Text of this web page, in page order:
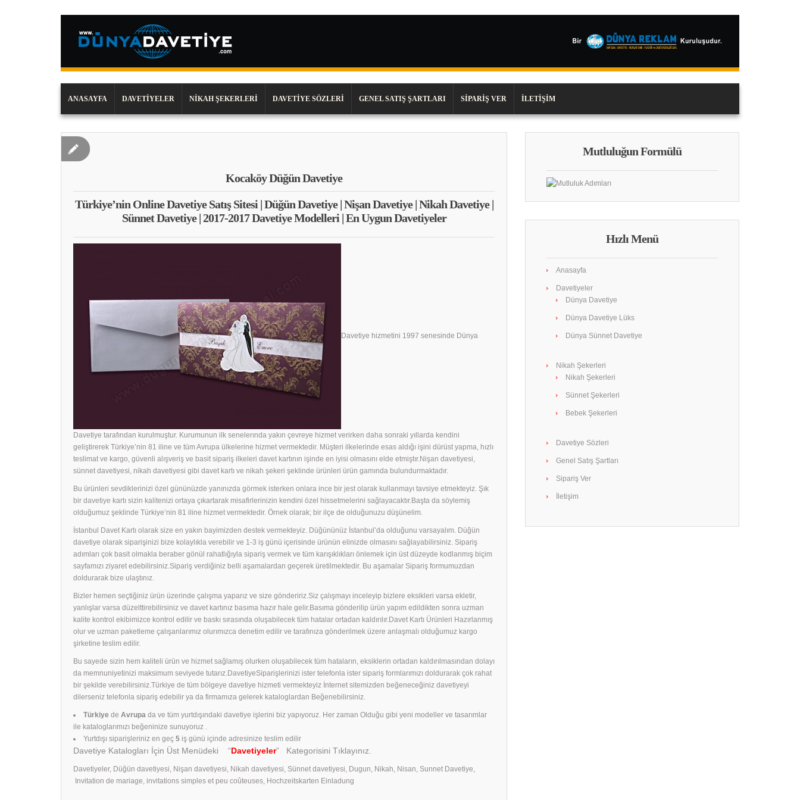
ANASAYFA DAVETIYELER NIKAH ŞEKERLERI DAVETIYE SÖZLERI GENEL SATIŞ ŞARTLARI SIPARIŞ VER İLETIŞIM
Kocaköy Düğün Davetiye
Türkiye’nin Online Davetiye Satış Sitesi | Düğün Davetiye | Nişan Davetiye | Nikah Davetiye |
Sünnet Davetiye | 2017-2017 Davetiye Modelleri | En Uygun Davetiyeler
Davetiye hizmetini 1997 senesinde Dünya
Davetiye tarafından kurulmuştur. Kurumunun ilk senelerında yakın çevreye hizmet verirken daha sonraki yıllarda kendini
geliştirerek Türkiye’nin 81 iline ve tüm Avrupa ülkelerine hizmet vermektedir. Müşteri ilkelerinde esas aldığı işini dürüst yapma, hızlı
teslimat ve kargo, güvenli alışveriş ve basit sipariş ilkeleri davet kartının işinde en iyisi olmasını elde etmiştır.Nişan davetiyesi,
sünnet davetiyesi, nikah davetiyesi gibi davet kartı ve nikah şekeri şeklinde ürünleri ürün gamında bulundurmaktadır.
Bu ürünleri sevdiklerinizi özel gününüzde yanınızda görmek isterken onlara ince bir jest olarak kullanmayı tavsiye etmekteyiz. Şık
bir davetiye kartı sizin kalitenizi ortaya çıkartarak misafirlerinizin kendini özel hissetmelerini sağlayacaktır.Başta da söylemiş
olduğumuz şeklinde Türkiye’nin 81 iline hizmet vermektedir. Örnek olarak; bir ilçe de olduğunuzu düşünelim.
İstanbul Davet Kartı olarak size en yakın bayimizden destek vermekteyiz. Düğününüz İstanbul’da olduğunu varsayalım. Düğün
davetiye olarak siparişinizi bize kolaylıkla verebilir ve 1-3 iş günü içerisinde ürünün elinizde olmasını sağlayabilirsiniz. Sipariş
adımları çok basit olmakla beraber gönül rahatlığıyla sipariş vermek ve tüm karışıklıkları önlemek için üst düzeyde kodlanmış biçim
sayfamızı ziyaret edebilirsiniz.Sipariş verdiğiniz belli aşamalardan geçerek üretilmektedir. Bu aşamalar Sipariş formumuzdan
doldurarak bize ulaştınız.
Bizler hemen seçtiğiniz ürün üzerinde çalışma yaparız ve size göndeririz.Siz çalışmayı inceleyip bizlere eksikleri varsa ekletir,
yanlışlar varsa düzelttirebilirsiniz ve davet kartınız basıma hazır hale gelir.Basıma gönderilip ürün yapım edildikten sonra uzman
kalite kontrol ekibimizce kontrol edilir ve baskı sırasında oluşabilecek tüm hatalar ortadan kaldırılır.Davet Kartı Ürünleri Hazırlanmış
olur ve uzman paketleme çalışanlarımız olurımızca denetim edilir ve tarafınıza gönderilmek üzere anlaşmalı olduğumuz kargo
şirketine teslim edilir.
Bu sayede sizin hem kaliteli ürün ve hizmet sağlamış olurken oluşabilecek tüm hataların, eksiklerin ortadan kaldırılmasından dolayı
da memnuniyetinizi maksimum seviyede tutarız.DavetiyeSiparişlerinizi ister telefonla ister sipariş formlarımızı doldurarak çok rahat
bir şekilde verebilirsiniz.Türkiye de tüm bölgeye davetiye hizmeti vermekteyiz İnternet sitemizden beğeneceğiniz davetiyeyi
dilerseniz telefonla sipariş edebilir ya da firmamıza gelerek kataloglardan Beğenebilirsiniz.
Türkiye de Avrupa da ve tüm yurtdışındaki davetiye işlerini biz yapıyoruz. Her zaman Olduğu gibi yeni modeller ve tasarımlar
ile kataloglarımızı beğeninize sunuyoruz .
Yurtdışı siparişleriniz en geç 5 iş günü içinde adresinize teslim edilir
Davetiye Katalogları İçin Üst Menüdeki “Davetiyeler” Kategorisini Tıklayınız.
Davetiyeler, Düğün davetiyesi, Nişan davetiyesi, Nikah davetiyesi, Sünnet davetiyesi, Dugun, Nikah, Nisan, Sunnet Davetiye,
Invitation de mariage, invitations simples et peu coûteuses, Hochzeitskarten Einladung
Mutluluğun Formülü
Hızlı Menü
Anasayfa
Davetiyeler
Dünya Davetiye
Dünya Davetiye Lüks
Dünya Sünnet Davetiye
Nikah Şekerleri
Nikah Şekerleri
Sünnet Şekerleri
Bebek Şekerleri
Davetiye Sözleri
Genel Satış Şartları
Sipariş Ver
İletişim